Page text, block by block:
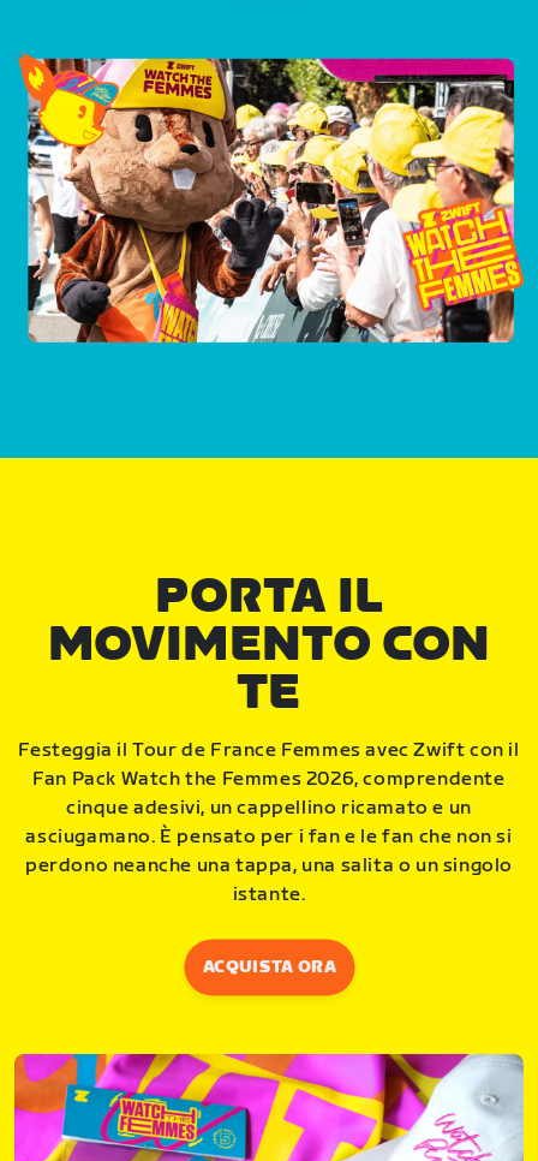
PORTA IL
MOVIMENTO CON
TE
Festeggia il Tour de France Femmes avec Zwift con il
Fan Pack Watch the Femmes 2026, comprendente
cinque adesivi, un cappellino ricamato e un
asciugamano. È pensato per i fan e le fan che non si
perdono neanche una tappa, una salita o un singolo
istante.
ACQUISTA ORA